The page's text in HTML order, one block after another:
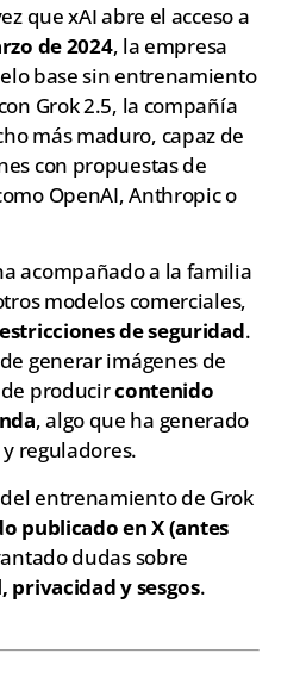
que xAI abre el acceso a
de 2024, la empresa
base sin entrenamiento
Grok 2.5, la compañía
más maduro, capaz de
con propuestas de
OpenAI, Anthropic o
acompañado a la familia
modelos comerciales,
de seguridad.
generar imágenes de
de producircontenido
, algo que ha generado
reguladores.
entrenamiento de Grok
publicado en X (antes
dudas sobre
y sesgos.